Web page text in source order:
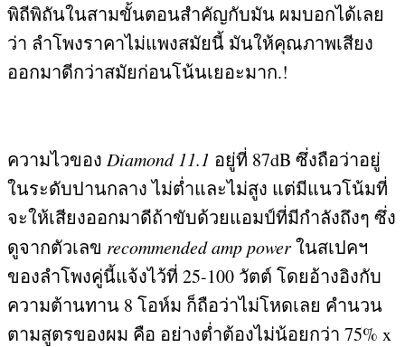
พิถีพิถันในสามขั้นตอนสำคัญกับมัน ผมบอกได้เลย
ว่า ลำโพงราคาไม่แพงสมัยนี้ มันให้คุณภาพเสียง
ออกมาดีกว่าสมัยก่อนโน้นเยอะมาก.!
ความไวของ Diamond 11.1 อยู่ที่ 87dB ซึ่งถือว่าอยู่
ในระดับปานกลาง ไม่ต่ำและไม่สูง แต่มีแนวโน้มที่
จะให้เสียงออกมาดีถ้าขับด้วยแอมป์ที่มีกำลังถึงๆ ซึ่ง
ดูจากตัวเลข recommended amp powerในสเปคฯ
ของลำโพงคู่นี้แจ้งไว้ที่ 25-100 วัตต์ โดยอ้างอิงกับ
ความต้านทาน 8 โอห์ม ก็ถือว่าไม่โหดเลย คำนวน
ตามสูตรของผม คือ อย่างต่ำต้องไม่น้อยกว่า 75% x